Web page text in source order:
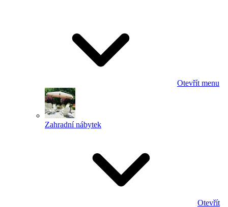
Otevřít menu
Zahradní nábytek
Otevřít